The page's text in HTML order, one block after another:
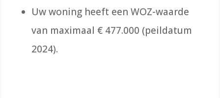
Uw woning heeft een WOZ-waarde
van maximaal € 477.000 (peildatum
2024).